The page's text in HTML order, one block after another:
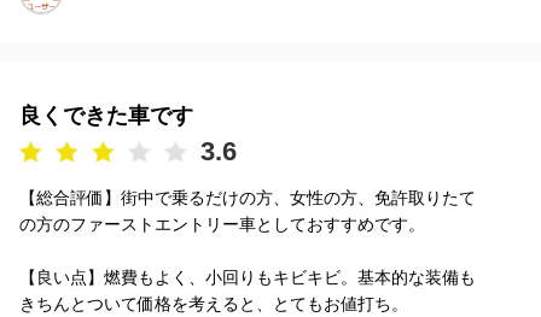
良くできた車です
3.6
【総合評価】街中で乗るだけの方、女性の方、免許取りたて
の方のファーストエントリー車としておすすめです。
【良い点】燃費もよく、小回りもキビキビ。基本的な装備も
きちんとついて価格を考えると、とてもお値打ち。